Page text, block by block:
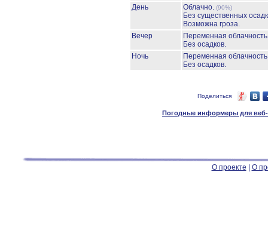
День
Облачно. (90%)
Без существенных
Возможна гроза.
Вечер
Переменная
Без осадков.
Ночь
Переменная
Без осадков.
Поделиться
Погодные информеры для веб-
О проекте О